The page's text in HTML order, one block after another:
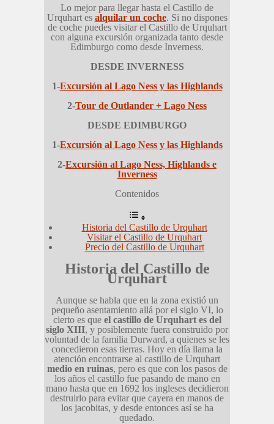
Lo mejor para llegar hasta el Castillo de
Urquhart es alquilar un coche. Si no dispones
de coche puedes visitar el Castillo de Urquhart
con alguna excursión organizada tanto desde
Edimburgo como desde Inverness.
DESDE INVERNESS
1-Excursión al Lago Ness y las Highlands
2-Tour de Outlander + Lago Ness
DESDE EDIMBURGO
1-Excursión al Lago Ness y las Highlands
2-Excursión al Lago Ness, Highlands e
Inverness
Contenidos
Historia del Castillo de Urquhart
Visitar el Castillo de Urquhart
Precio del Castillo de Urquhart
Historia del Castillo de
Urquhart
Aunque se habla que en la zona existió un
pequeño asentamiento allá por el siglo VI, lo
cierto es que el castillo de Urquhart es del
siglo XIII, y posiblemente fuera construido por
voluntad de la familia Durward, a quienes se les
concedieron esas tierras. Hoy en día llama la
atención encontrarse al castillo de Urquhart
medio en ruinas, pero es que con los pasos de
los años el castillo fue pasando de mano en
mano hasta que en 1692 los ingleses decidieron
destruirlo para evitar que cayera en manos de
los jacobitas, y desde entonces así se ha
quedado.